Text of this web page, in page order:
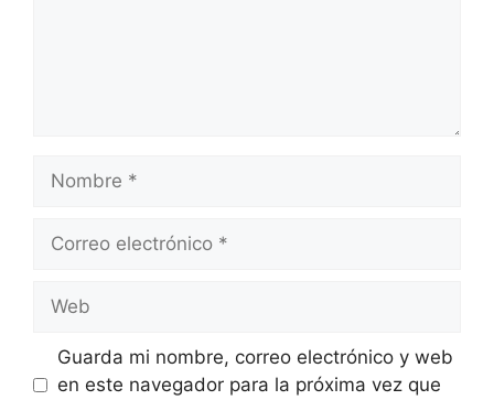
electrónico
Guarda mi nombre, correo electrónico y web
en este navegador para la próxima vez que